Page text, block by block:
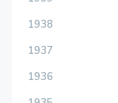
1938
1937
1936